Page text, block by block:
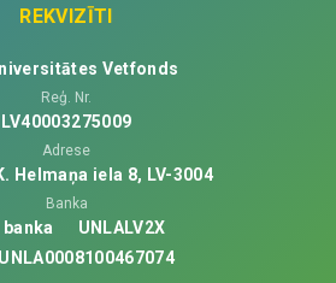
REKVIZĪTI
Vetfonds
Reģ. Nr.
LV40003275009
Adrese
Helmaņa iela 8, LV-3004
Banka
banka
UNLALV2X